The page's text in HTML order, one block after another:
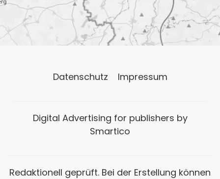
Datenschutz Impressum
Digital Advertising for publishers by
Smartico
Redaktionell geprüft. Bei der Erstellung können